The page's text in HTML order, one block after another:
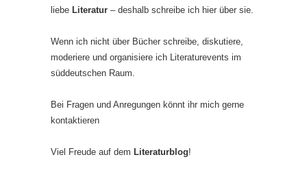
liebe Literatur – deshalb schreibe ich hier über sie.
Wenn ich nicht über Bücher schreibe, diskutiere,
moderiere und organisiere ich Literaturevents im
süddeutschen Raum.
Bei Fragen und Anregungen könnt ihr mich gerne
kontaktieren
Viel Freude auf dem Literaturblog!